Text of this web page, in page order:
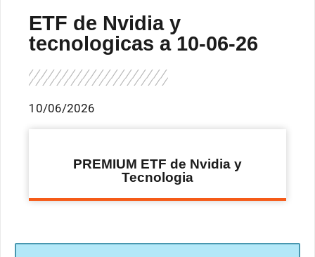
ETF de Nvidia y
tecnologicas a 10-06-26
10/06/2026
PREMIUM ETF de Nvidia y
Tecnologia